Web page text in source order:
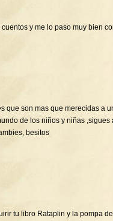
y me lo paso muy bien
que son mas que merecidas a
de los niños y niñas ,sigues
besitos
tu libro Rataplin y la pompa de